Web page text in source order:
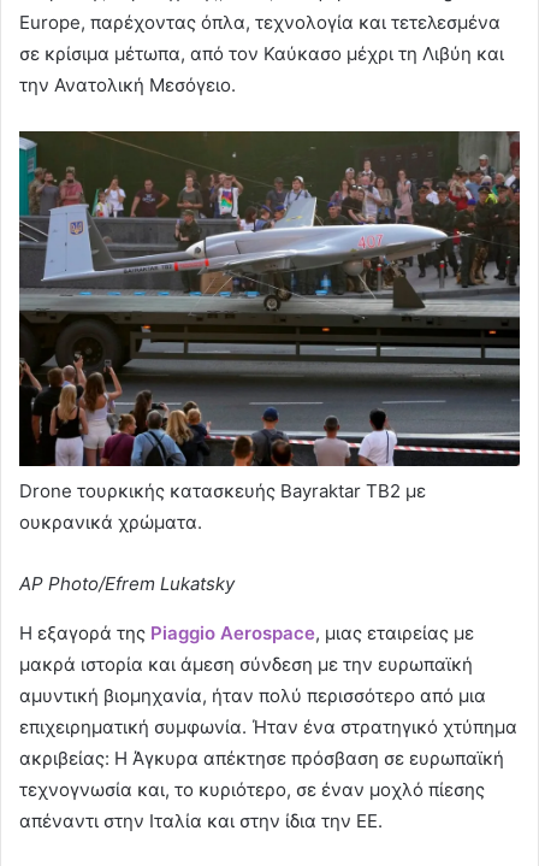
Europe, παρέχοντας όπλα, τεχνολογία και τετελεσμένα
σε κρίσιμα μέτωπα, από τον Καύκασο μέχρι τη Λιβύη και
την Ανατολική Μεσόγειο.
Drone τουρκικής κατασκευής Bayraktar TB2 με
ουκρανικά χρώματα.
AP Photo/Efrem Lukatsky
Η εξαγορά της Piaggio Aerospace, μιας εταιρείας με
μακρά ιστορία και άμεση σύνδεση με την ευρωπαϊκή
αμυντική βιομηχανία, ήταν πολύ περισσότερο από μια
επιχειρηματική συμφωνία. Ήταν ένα στρατηγικό χτύπημα
ακριβείας: H Άγκυρα απέκτησε πρόσβαση σε ευρωπαϊκή
τεχνογνωσία και, το κυριότερο, σε έναν μοχλό πίεσης
απέναντι στην Ιταλία και στην ίδια την ΕΕ.